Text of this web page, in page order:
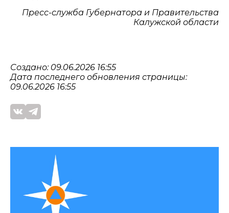
Пресс-служба Губернатора и Правительства
Калужской области
Создано: 09.06.2026 16:55
Дата последнего обновления страницы:
09.06.2026 16:55